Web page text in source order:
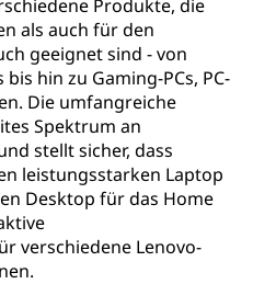
Produkte, die
als auch für den
geeignet sind - von
hin zu Gaming-PCs, PC-
Die umfangreiche
Spektrum an
stellt sicher, dass
leistungsstarken Laptop
Desktop für das Home
verschiedene Lenovo-